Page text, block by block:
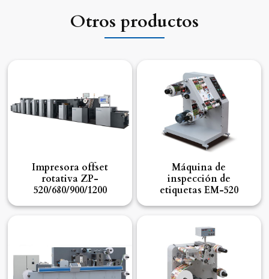
Otros productos
Impresora offset
rotativa ZP-
520/680/900/1200
Máquina de
inspección de
etiquetas EM-520